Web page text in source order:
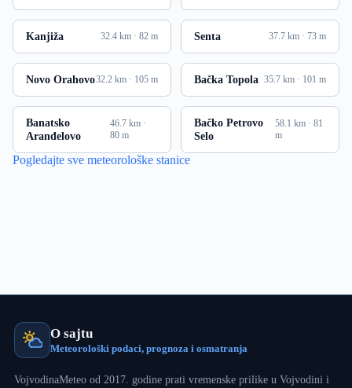
Kanjiža 32.4 km · 82 m Senta 37.7 km · 73 m
Novo Orahovo32.2 km · 105 m Bačka Topola 35.7 km · 101 m
Banatsko
Aranđelovo
46.7 km ·
80 m
Bačko Petrovo
Selo
58.1 km · 81
m
Pogledajte sve meteorološke stanice
O sajtu
Meteorološki podaci, prognoza i osmatranja
VojvodinaMeteo od 2017. godine prati vremenske prilike u Vojvodini i